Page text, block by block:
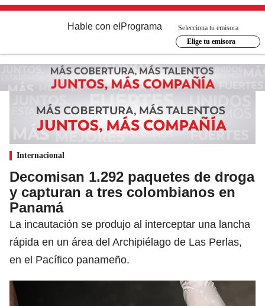
Hable con el Programa
Selecciona tu emisora
Elige tu emisora
Internacional
Decomisan 1.292 paquetes de droga
y capturan a tres colombianos en
Panamá
La incautación se produjo al interceptar una lancha
rápida en un área del Archipiélago de Las Perlas,
en el Pacífico panameño.